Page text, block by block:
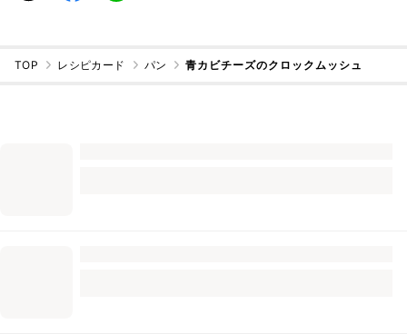
TOP レシピカード パン 青カビチーズのクロックムッシュ